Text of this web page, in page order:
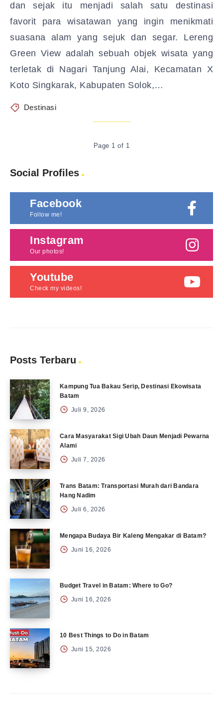
dan sejak itu menjadi salah satu destinasi
favorit para wisatawan yang ingin menikmati
suasana alam yang sejuk dan segar. Lereng
Green View adalah sebuah objek wisata yang
terletak di Nagari Tanjung Alai, Kecamatan X
Koto Singkarak, Kabupaten Solok,…
Destinasi
Page 1 of 1
Social Profiles
Facebook
Follow me!
Instagram
Our photos!
Youtube
Check my videos!
Posts Terbaru
Kampung Tua Bakau Serip, Destinasi Ekowisata
Batam
Juli 9, 2026
Cara Masyarakat Sigi Ubah Daun Menjadi Pewarna
Alami
Juli 7, 2026
Trans Batam: Transportasi Murah dari Bandara
Hang Nadim
Juli 6, 2026
Mengapa Budaya Bir Kaleng Mengakar di Batam?
Juni 16, 2026
Budget Travel in Batam: Where to Go?
Juni 16, 2026
10 Best Things to Do in Batam
Juni 15, 2026